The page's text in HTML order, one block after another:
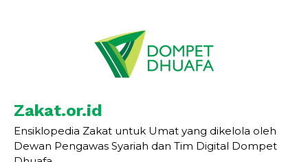
Zakat.or.id
Ensiklopedia Zakat untuk Umat yang dikelola oleh
Dewan Pengawas Syariah dan Tim Digital Dompet